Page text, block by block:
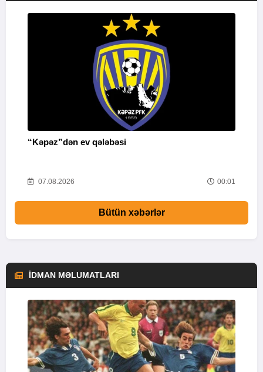
“Kəpəz”dən ev qələbəsi
07.08.2026 00:01
Bütün xəbərlər
İDMAN MƏLUMATLARI